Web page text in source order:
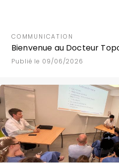
COMMUNICATION
Bienvenue au Docteur
Publié le 09/06/2026